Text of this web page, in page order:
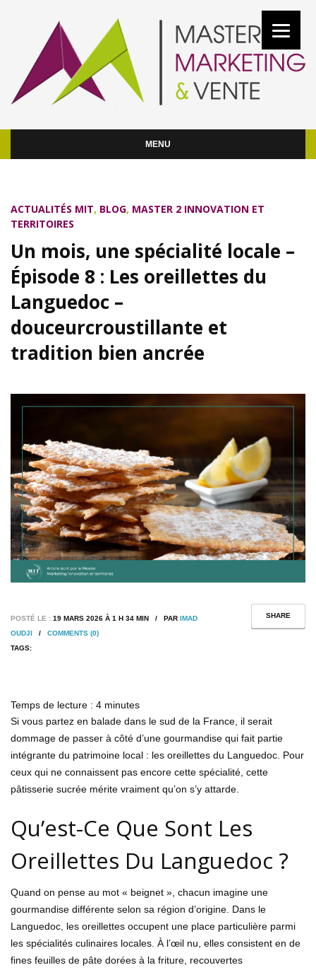
MENU
ACTUALITÉS MIT, BLOG, MASTER 2 INNOVATION ET
TERRITOIRES
Un mois, une spécialité locale –
Épisode 8 : Les oreillettes du
Languedoc –
douceurcroustillante et
tradition bien ancrée
SHARE
POSTÉ LE : 19 MARS 2026 À 1 H 34 MIN / PAR IMAD
OUDJI / COMMENTS (0)
TAGS:
Temps de lecture : 4 minutes
Si vous partez en balade dans le sud de la France, il serait
dommage de passer à côté d’une gourmandise qui fait partie
intégrante du patrimoine local : les oreillettes du Languedoc. Pour
ceux qui ne connaissent pas encore cette spécialité, cette
pâtisserie sucrée mérite vraiment qu’on s’y attarde.
Qu’est-Ce Que Sont Les
Oreillettes Du Languedoc ?
Quand on pense au mot « beignet », chacun imagine une
gourmandise différente selon sa région d’origine. Dans le
Languedoc, les oreillettes occupent une place particulière parmi
les spécialités culinaires locales. À l’œil nu, elles consistent en de
fines feuilles de pâte dorées à la friture, recouvertes